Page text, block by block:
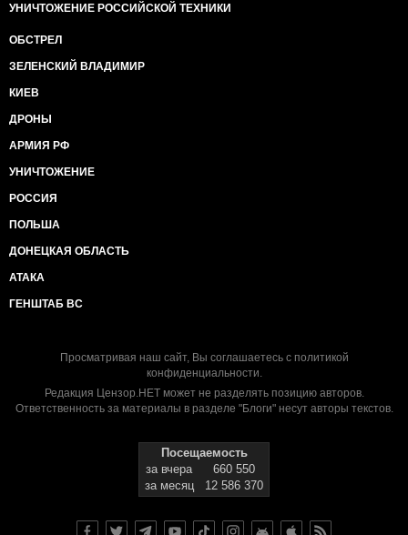
УНИЧТОЖЕНИЕ РОССИЙСКОЙ ТЕХНИКИ
ОБСТРЕЛ
ЗЕЛЕНСКИЙ ВЛАДИМИР
КИЕВ
ДРОНЫ
АРМИЯ РФ
УНИЧТОЖЕНИЕ
РОССИЯ
ПОЛЬША
ДОНЕЦКАЯ ОБЛАСТЬ
АТАКА
ГЕНШТАБ ВС
Просматривая наш сайт, Вы соглашаетесь с политикой
конфиденциальности.
Редакция Цензор.НЕТ может не разделять позицию авторов.
Ответственность за материалы в разделе "Блоги" несут авторы текстов.
Посещаемость
за вчера
660 550
за месяц
12 586 370